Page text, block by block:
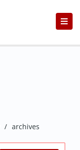
/ archives